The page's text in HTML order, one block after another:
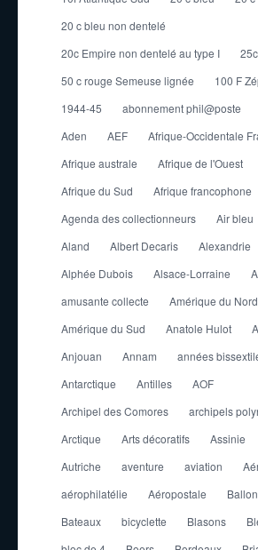
20 c bleu non dentelé
20c Empire non dentelé au type I
50 c rouge Semeuse lignée
100 F
1944-45
abonnement phil@poste
Aden
AEF
Afrique-Occidentale
Afrique australe
Afrique de l'Ouest
Afrique du Sud
Afrique francophone
Agenda des collectionneurs
Air bleu
Aland
Albert Decaris Alexandrie
Alphée Dubois
Alsace-Lorraine
amusante collecte
Amérique du Nord
Amérique du Sud
Anatole Hulot
Anjouan
Annam
années
Antarctique
Antilles
AOF
Archipel des Comores
archipels
Arctique
Arts décoratifs Assinie
Autriche
aventure aviation
aérophilatélie
Aéropostale
Bateaux
bicyclette Blasons